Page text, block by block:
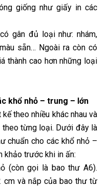
giống như giấy in các
gân đủ loại như: nhám,
sẵn… Ngoài ra còn có
thành cao hơn những loại
khổ nhỏ – trung – lớn
theo nhiều khác nhau và
theo từng loại. Dưới đây là
chuẩn cho các khổ nhỏ –
khảo trước khi in ấn:
(còn gọi là bao thư A6).
cm và nắp của bao thư từ